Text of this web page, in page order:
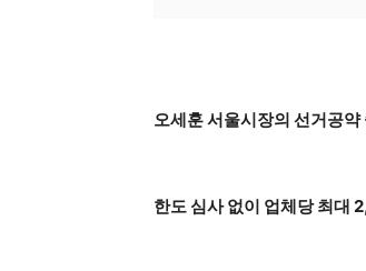
오세훈 서울시장의 선거공
한도 심사 없이 업체당 최대